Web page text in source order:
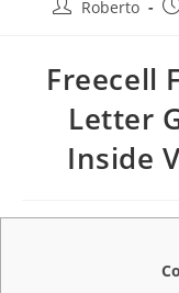
Autor
entrada:
Roberto
Freecell
Letter
Inside